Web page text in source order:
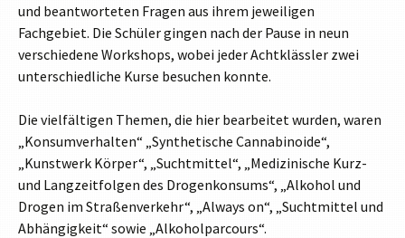
und beantworteten Fragen aus ihrem jeweiligen
Fachgebiet. Die Schüler gingen nach der Pause in neun
verschiedene Workshops, wobei jeder Achtklässler zwei
unterschiedliche Kurse besuchen konnte.
Die vielfältigen Themen, die hier bearbeitet wurden, waren
„Konsumverhalten“ „Synthetische Cannabinoide“,
„Kunstwerk Körper“, „Suchtmittel“, „Medizinische Kurz-
und Langzeitfolgen des Drogenkonsums“, „Alkohol und
Drogen im Straßenverkehr“, „Always on“, „Suchtmittel und
Abhängigkeit“ sowie „Alkoholparcours“.